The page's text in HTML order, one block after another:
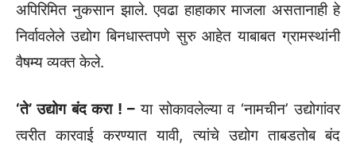
अपिरिमित नुकसान झाले. एवढा हाहाकार माजला असतानाही हे
निर्वावलेले उद्योग बिनधास्तपणे सुरु आहेत याबाबत ग्रामस्थांनी
वैषम्य व्यक्त केले.
‘ते’ उद्योग बंद करा ! – या सोकावलेल्या व ‘नामचीन’ उद्योगांवर
त्वरीत कारवाई करण्यात यावी, त्यांचे उद्योग ताबडतोब बंद